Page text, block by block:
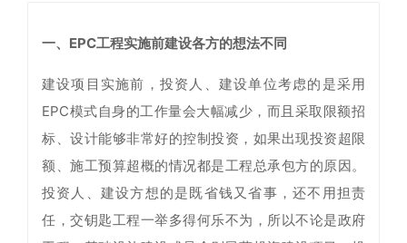
一、EPC工程实施前建设各方的想法不同
建设项目实施前，投资人、建设单位考虑的是采用
EPC模式自身的工作量会大幅减少，而且采取限额招
标、设计能够非常好的控制投资，如果出现投资超限
额、施工预算超概的情况都是工程总承包方的原因。
投资人、建设方想的是既省钱又省事，还不用担责
任，交钥匙工程一举多得何乐不为，所以不论是政府